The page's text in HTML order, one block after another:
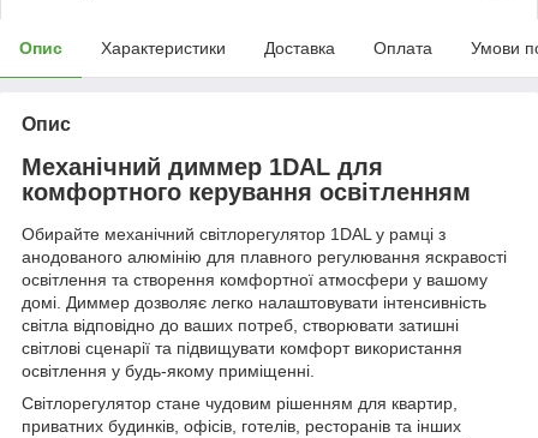
Опис Характеристики Доставка Оплата Умови
Опис
Механічний диммер 1DAL для
комфортного керування освітленням
Обирайте механічний світлорегулятор 1DAL у рамці з
анодованого алюмінію для плавного регулювання яскравості
освітлення та створення комфортної атмосфери у вашому
домі. Диммер дозволяє легко налаштовувати інтенсивність
світла відповідно до ваших потреб, створювати затишні
світлові сценарії та підвищувати комфорт використання
освітлення у будь-якому приміщенні.
Світлорегулятор стане чудовим рішенням для квартир,
приватних будинків, офісів, готелів, ресторанів та інших